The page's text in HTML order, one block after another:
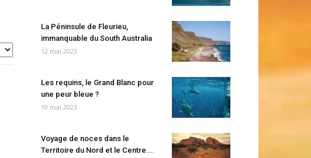
La Péninsule de Fleurieu,
immanquable du South Australia
12 mai 2023
Les requins, le Grand Blanc pour
une peur bleue ?
10 mai 2023
Voyage de noces dans le
Territoire du Nord et le Centre...